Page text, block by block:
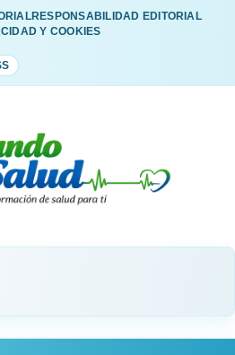
RESPONSABILIDAD EDITORIAL
Y COOKIES